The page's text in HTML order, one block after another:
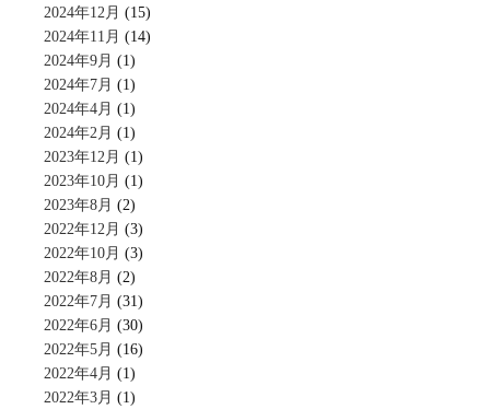
2024年12月 (15)
2024年11月 (14)
2024年9月 (1)
2024年7月 (1)
2024年4月 (1)
2024年2月 (1)
2023年12月 (1)
2023年10月 (1)
2023年8月 (2)
2022年12月 (3)
2022年10月 (3)
2022年8月 (2)
2022年7月 (31)
2022年6月 (30)
2022年5月 (16)
2022年4月 (1)
2022年3月 (1)